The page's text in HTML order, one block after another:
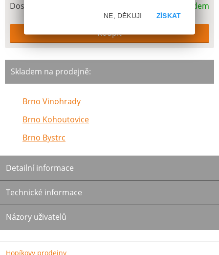
Dostupnost Skladem
Skladem na prodejně:
Brno Vinohrady
Brno Kohoutovice
Brno Bystrc
Detailní informace
Technické informace
Názory uživatelů
Hopíkovy prodejny
ZÍSKAT
NE, DĚKUJI